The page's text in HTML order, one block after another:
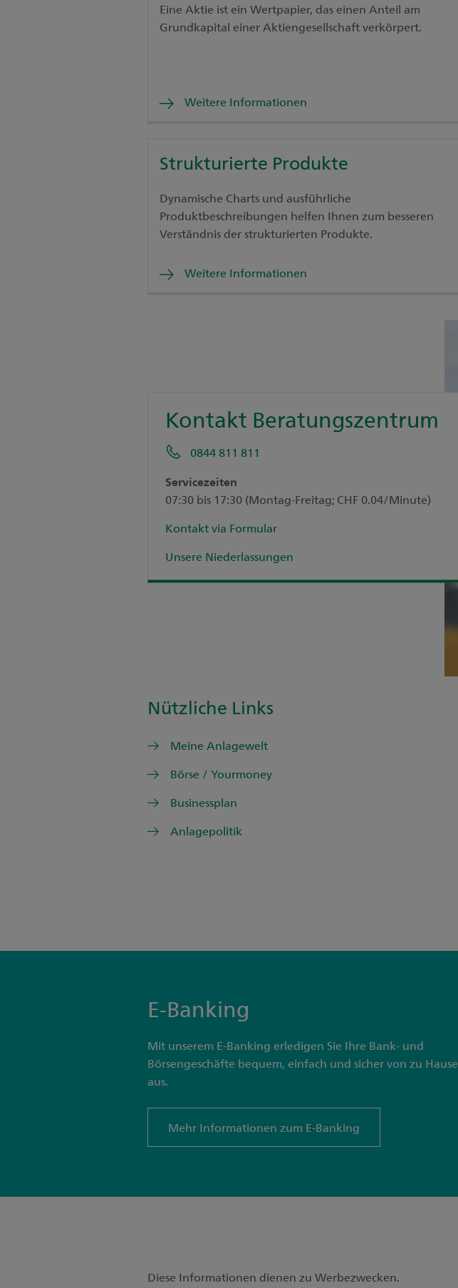
Eine Aktie ist ein Wertpapier, das einen Anteil am
Grundkapital einer Aktiengesellschaft verkörpert.
Weitere Informationen
Strukturierte Produkte
Dynamische Charts und ausführliche
Produktbeschreibungen helfen Ihnen zum besseren
Verständnis der strukturierten Produkte.
Weitere Informationen
Kontakt Beratungszentrum
0844 811 811
Servicezeiten
07:30 bis 17:30 (Montag-Freitag; CHF 0.04/Minute)
Kontakt via Formular
Unsere Niederlassungen
Nützliche Links
Meine Anlagewelt
Börse / Yourmoney
Businessplan
Anlagepolitik
E-Banking
Mit unserem E-Banking erledigen Sie Ihre Bank- und
Börsengeschäfte bequem, einfach und sicher von zu Hause
aus.
Mehr Informationen zum E-Banking
Diese Informationen dienen zu Werbezwecken.